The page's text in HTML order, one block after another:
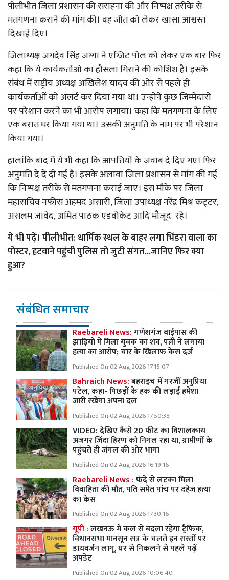
पीलीभीत जिला प्रशासन की सराहना की और निष्पक्ष तरीके से
मतगणना कराने की मांग की। वह जीत को लेकर खासा आश्वस्त
दिखाई दिए।
जिलाध्यक्ष जगदेव सिंह जग्गा ने एग्जिट पोल को लेकर एक बार फिर
कहा कि ये कार्यकर्ताओं का हौसला गिराने की कोशिश है। इसके
संबंध में राष्ट्रीय अध्यक्ष अखिलेश यादव की ओर से पहले ही
कार्यकर्ताओं को अलर्ट कर दिया गया था। उन्होंने कुछ जिम्मेदारों
पर परेशान करने का भी आरोप लगाया। कहा कि मतगणना के लिए
एक बरात घर किया गया था। उसकी अनुमति के नाम पर भी परेशान
किया गया।
हालांकि बाद में ये भी कहा कि आपत्तियों के जवाब दे दिए गए। फिर
अनुमति दे दे दी गई है। इसके अलावा जिला प्रशासन से मांग की गई
कि निष्पक्ष तरीके से मतगणना कराई जाए। इस मौके पर जिला
महासचिव नफीस अहमद अंसारी, जिला उपाध्यक्ष नरेंद्र मिश्र कट़्टर,
असलम जावेद, अमित पाठक एडवोकेट आदि मौजूद रहे।
ये भी पढ़ें। पीलीभीत: धार्मिक स्थल के बाहर लगा भिंडरा वाला का
पोस्टर, हटवाने पहुंची पुलिस तो जुटी संगत...जानिए फिर क्या
हुआ?
संबंधित समाचार
Raebareli News:गणेशगंज बाईपास की
झाड़ियों में मिला युवक का शव, पत्नी ने लगाया
हत्या का आरोप; चार के खिलाफ केस दर्ज
Published On 02 Aug 2026 17:15:07
Bahraich News:बहराइच में गरजीं अनुप्रिया
पटेल, कहा- पिछड़ों के हक की लड़ाई हमेशा
जारी रखेगा अपना दल
Published On 02 Aug 2026 17:50:38
VIDEO: देखिए कैसे 20 फीट का विशालकाय
अजगर जिंदा हिरण को निगल रहा था, ग्रामीणों के
पहुंचते ही जंगल की ओर भागा
Published On 02 Aug 2026 16:19:16
Raebareli News :फंदे से लटका मिला
विवाहिता की मौत, पति समेत पांच पर दहेज हत्या
का केस
Published On 02 Aug 2026 17:30:16
यूपी :लखनऊ में कल से बदला रहेगा ट्रैफिक,
विधानसभा मानसून सत्र के चलते इन रास्तों पर
डायवर्जन लागू, घर से निकलने से पहले पढ़ें
अपडेट
Published On 02 Aug 2026 10:06:40